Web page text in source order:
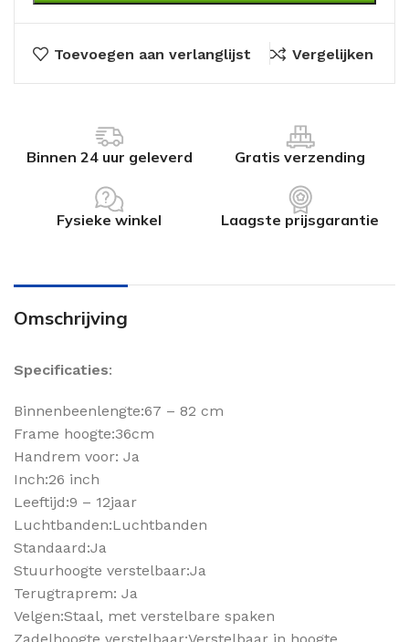
Toevoegen aan verlanglijst Vergelijken
Binnen 24 uur geleverd Gratis verzending
Fysieke winkel Laagste prijsgarantie
Omschrijving
Specificaties:
Binnenbeenlengte:67 – 82 cm
Frame hoogte:36cm
Handrem voor: Ja
Inch:26 inch
Leeftijd:9 – 12jaar
Luchtbanden:Luchtbanden
Standaard:Ja
Stuurhoogte verstelbaar:Ja
Terugtraprem: Ja
Velgen:Staal, met verstelbare spaken
Zadelhoogte verstelbaar:Verstelbaar in hoogte